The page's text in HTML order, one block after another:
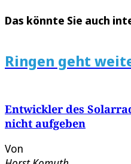
Das könnte Sie auch
Ringen geht
Entwickler des
nicht aufgeben
Von